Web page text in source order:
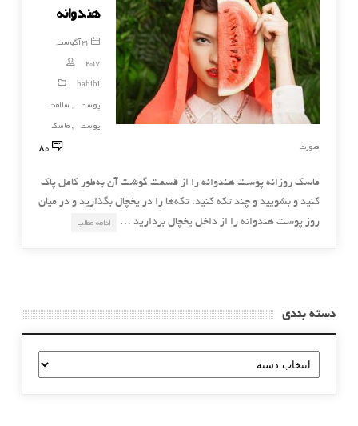
هندوانه
21 آگوست,
2017
habibi
پوست
, سلامت
پوست
, ماسک
صورت
80
ماسك روزانه پوست هندوانه را از قسمت گوشت آن به‌طور كامل پاك
كنيد و بشوييد و چند تكه كنيد. تكه‌ها را در يخچال بگذاريد و در ميان
روز پوست هندوانه را از داخل يخچال برداريد …
ادامه مطلب
دسته بندی
دسته
بندی